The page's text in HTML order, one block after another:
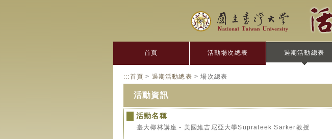
:::
首頁 活動場次總表 過期活動總表
:::首頁 > 過期活動總表 > 場次總表
活動資訊
活動名稱
臺大椰林講座 - 美國維吉尼亞大學Suprateek Sarker教授